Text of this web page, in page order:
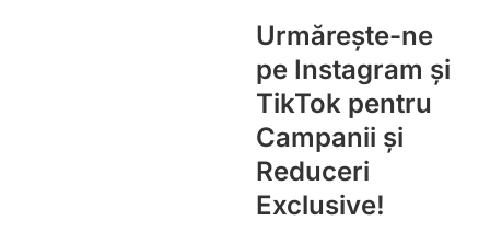
Urmărește-ne
pe Instagram și
TikTok pentru
Campanii și
Reduceri
Exclusive!